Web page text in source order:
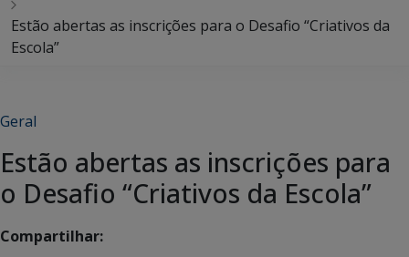
Estão abertas as inscrições para o Desafio “Criativos da
Escola”
Geral
Estão abertas as inscrições para
o Desafio “Criativos da Escola”
Compartilhar: